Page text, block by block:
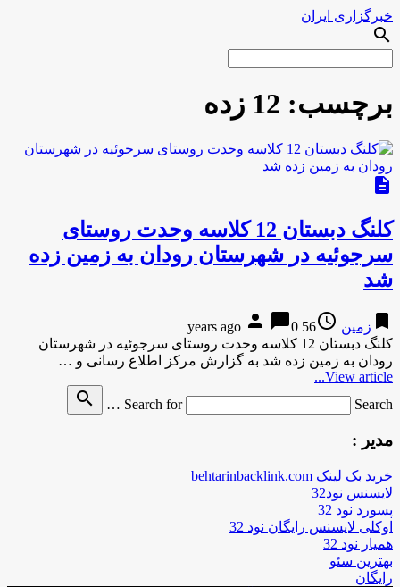
خبرگزاری ایران
search
برچسب: 12 زده
description
کلنگ دبستان 12 کلاسه وحدت روستای
سرجوئیه در شهرستان رودان به زمین زده
شد
bookmark زمین access_time
56 years ago
person chat_bubble0
کلنگ دبستان 12 کلاسه وحدت روستای سرجوئیه در شهرستان
رودان به زمین زده شد به گزارش مركز اطلاع رسانی و …
View article...
Search for
Search …
search
مدیر :
خرید بک لینک behtarinbacklink.com
لایسنس نود32
پسورد نود 32
اوکلی لایسنس رایگان نود 32
همیار نود 32
بهترین سئو
رایگان